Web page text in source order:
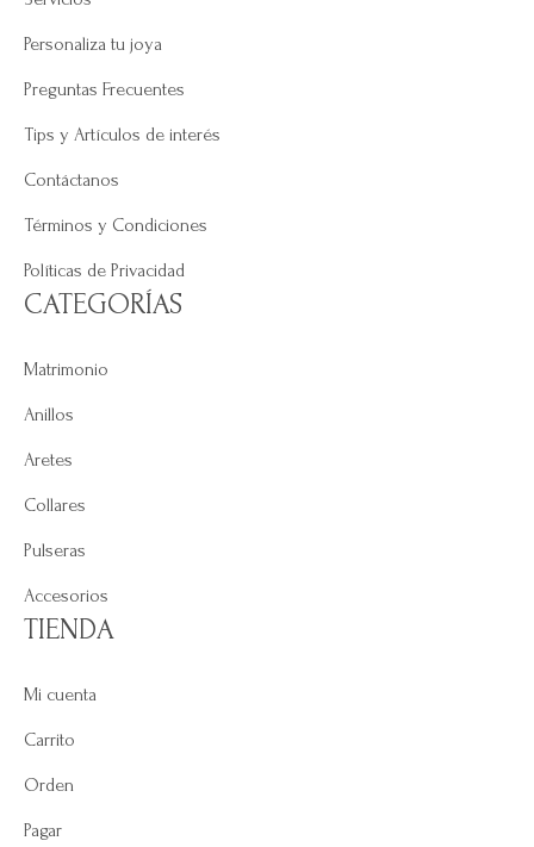
Personaliza tu joya
Preguntas Frecuentes
Tips y Artículos de interés
Contáctanos
Términos y Condiciones
Políticas de Privacidad
CATEGORÍAS
Matrimonio
Anillos
Aretes
Collares
Pulseras
Accesorios
TIENDA
Mi cuenta
Carrito
Orden
Pagar